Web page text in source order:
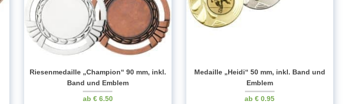
Riesenmedaille „Champion“ 90 mm, inkl.
Band und Emblem
€6.50
Medaille „Heidi“ 50 mm, inkl. Band und
Emblem
€ 0.95